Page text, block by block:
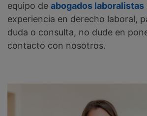
equipo de abogados laboralistas
experiencia en derecho laboral,
duda o consulta, no dude en
contacto con nosotros.